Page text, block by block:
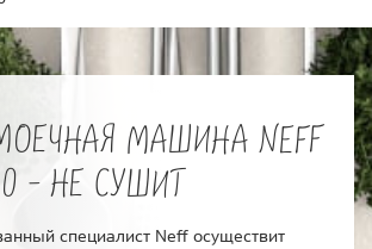
МАШИНА NEFF
- НЕ СУШИТ
специалист Neff осуществит